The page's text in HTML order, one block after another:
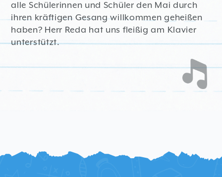
alle Schülerinnen und Schüler den Mai durch
ihren kräftigen Gesang willkommen geheißen
haben? Herr Reda hat uns fleißig am Klavier
unterstützt.